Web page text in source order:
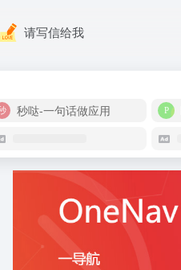
请写信给我
秒哒-一句话做应用